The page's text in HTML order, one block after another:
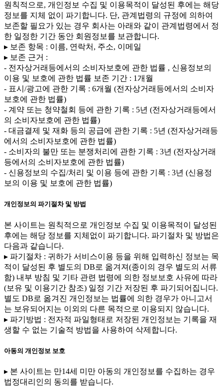
원칙적으로, 개인정보 수집 및 이용목적이 달성된 후에는 해당
정보를 지체 없이 파기합니다. 단, 관계법령의 규정에 의하여
보존할 필요가 있는 경우 회사는 아래와 같이 관계법령에서 정
한 일정한 기간 동안 회원정보를 보관합니다.
▸ 보존 항목 : 이름, 연락처, 주소, 이메일
▸ 보존 근거 :
- 전자상거래등에서의 소비자보호에 관한 법률 , 신용정보의
이용 및 보호에 관한 법률 보존 기간 : 1개월
- 표시/광고에 관한 기록 : 6개월 (전자상거래등에서의 소비자
보호에 관한 법률)
- 계약 또는 청약철회 등에 관한 기록 : 5년 (전자상거래등에서
의 소비자보호에 관한 법률)
- 대금결제 및 재화 등의 공급에 관한 기록 : 5년 (전자상거래등
에서의 소비자보호에 관한 법률)
- 소비자의 불만 또는 분쟁처리에 관한 기록 : 3년 (전자상거래
등에서의 소비자보호에 관한 법률)
- 신용정보의 수집/처리 및 이용 등에 관한 기록 : 3년 (신용정
보의 이용 및 보호에 관한 법률)
개인정보의 파기절차 및 방법
본 사이트는 원칙적으로 개인정보 수집 및 이용목적이 달성된
후에는 해당 정보를 지체없이 파기합니다. 파기절차 및 방법은
다음과 같습니다.
▸ 파기절차 : 귀하가 서비스이용 등을 위해 입력하신 정보는 목
적이 달성된 후 별도의 DB로 옮겨져(종이의 경우 별도의 서류
함) 내부 방침 및 기타 관련 법령에 의한 정보보호 사유에 따라
(보유 및 이용기간 참조) 일정 기간 저장된 후 파기되어집니다.
별도 DB로 옮겨진 개인정보는 법률에 의한 경우가 아니고서
는 보유되어지는 이외의 다른 목적으로 이용되지 않습니다.
▸ 파기방법 : 전자적 파일형태로 저장된 개인정보는 기록을 재
생할 수 없는 기술적 방법을 사용하여 삭제합니다.
아동의 개인정보 보호
▸ 본 사이트는 만14세 미만 아동의 개인정보를 수집하는 경우
법정대리인의 동의를 받습니다.